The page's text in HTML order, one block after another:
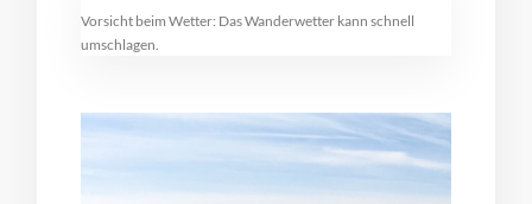
Vorsicht beim Wetter: Das Wanderwetter kann schnell
umschlagen.